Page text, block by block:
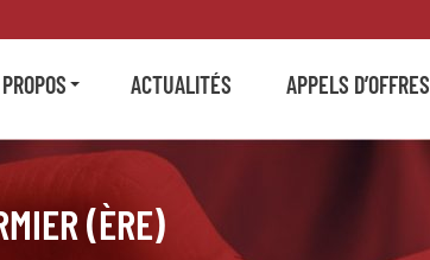
ACTUALITÉS APPELS D’OFFRES
(ÈRE)